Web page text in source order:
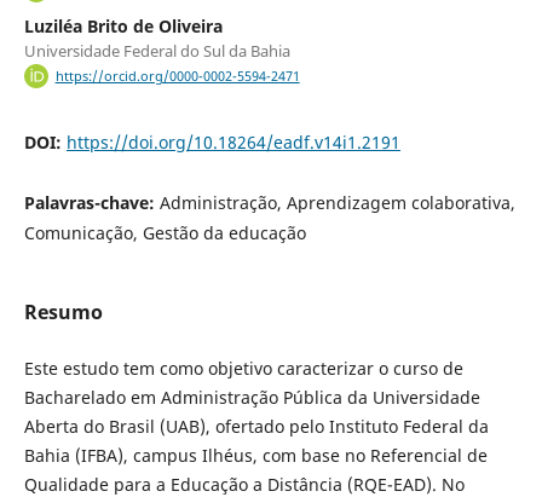
Luziléa Brito de Oliveira
Universidade Federal do Sul da Bahia
https://orcid.org/0000-0002-5594-2471
DOI: https://doi.org/10.18264/eadf.v14i1.2191
Palavras-chave: Administração, Aprendizagem colaborativa,
Comunicação, Gestão da educação
Resumo
Este estudo tem como objetivo caracterizar o curso de
Bacharelado em Administração Pública da Universidade
Aberta do Brasil (UAB), ofertado pelo Instituto Federal da
Bahia (IFBA), campus Ilhéus, com base no Referencial de
Qualidade para a Educação a Distância (RQE-EAD). No